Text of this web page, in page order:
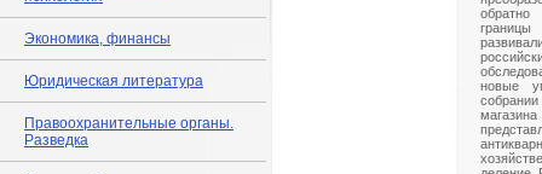
Экономика, финансы
Юридическая литература
Правоохранительные органы.
Разведка
обратно
новые